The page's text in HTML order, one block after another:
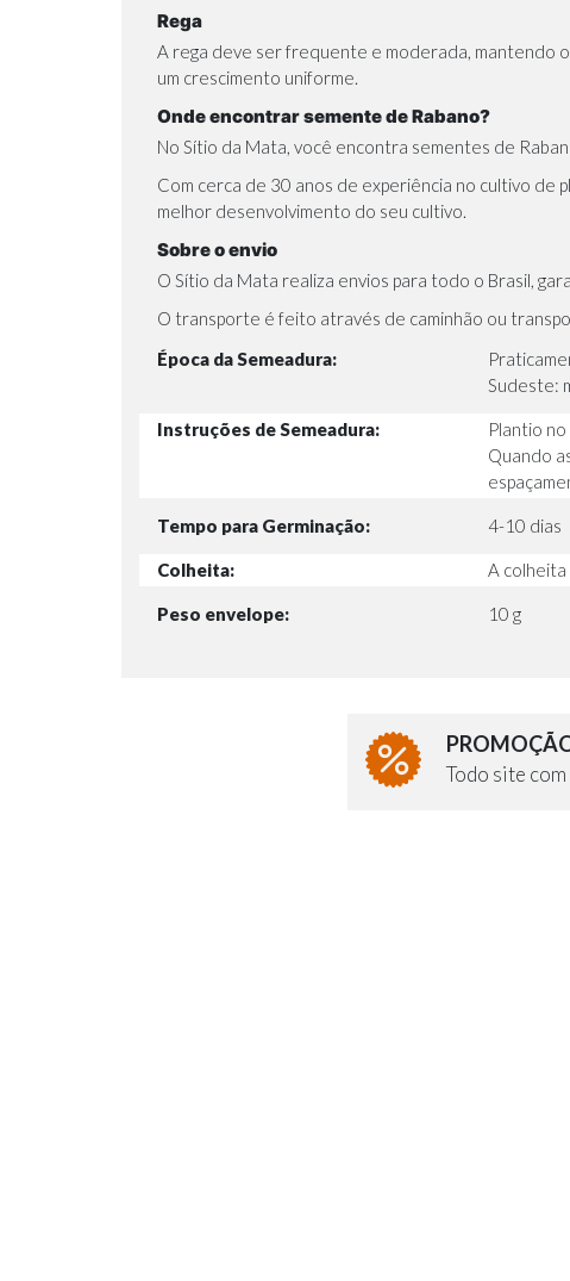
Rega
A rega deve ser frequente e moderada, mantendo
um crescimento uniforme.
Onde encontrar semente de Rabano?
No Sítio da Mata, você encontra sementes de
Com cerca de 30 anos de experiência no cultivo de
melhor desenvolvimento do seu cultivo.
Sobre o envio
O Sítio da Mata realiza envios para todo o Brasil,
O transporte é feito através de caminhão ou
Época da Semeadura:
Sudeste:
Instruções de Semeadura:
Plantio
Quando
Tempo para Germinação: 4-10 dias
Colheita: A colheita
Peso envelope: 10 g
Todo site